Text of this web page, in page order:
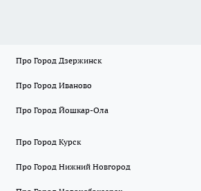
Про Город Дзержинск
Про Город Иваново
Про Город Йошкар-Ола
Про Город Курск
Про Город Нижний Новгород